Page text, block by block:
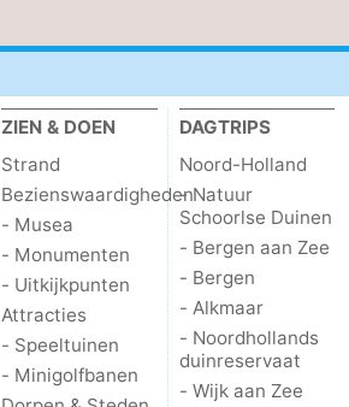
ZIEN & DOEN
Strand
Bezienswaardigheden
- Musea
- Monumenten
- Uitkijkpunten
Attracties
- Speeltuinen
- Minigolfbanen
DAGTRIPS
Noord-Holland
- Natuur
Schoorlse Duinen
- Bergen aan Zee
- Bergen
- Alkmaar
- Noordhollands
duinreservaat
- Wijk aan Zee